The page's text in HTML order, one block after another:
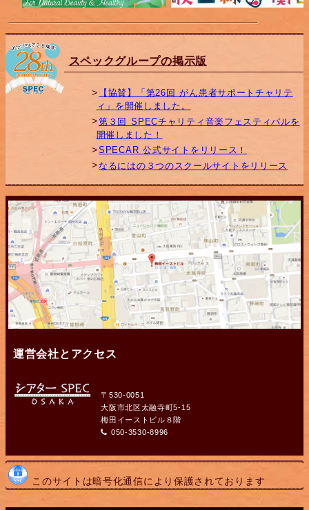
スペックグループの掲示版
【協賛】「第26回 がん患者サポートチャリテ
ィ」を開催しました。
第３回 SPECチャリティ音楽フェスティバルを
開催しました！
SPECAR 公式サイトをリリース！
なるにはの３つのスクールサイトをリリース
運営会社とアクセス
〒530-0051
大阪市北区太融寺町5-15
梅田イーストビル８階
050-3530-8996
このサイトは暗号化通信により保護されております